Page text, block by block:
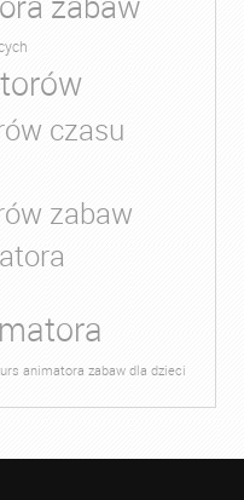
czasu
zabaw
animatora zabaw dla dzieci